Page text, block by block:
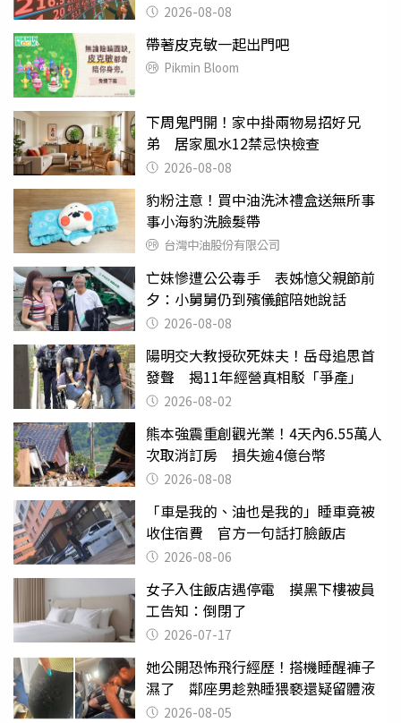
2026-08-08
帶著皮克敏一起出門吧
Pikmin Bloom
下周鬼門開！家中掛兩物易招好兄
弟 居家風水12禁忌快檢查
2026-08-08
豹粉注意！買中油洗沐禮盒送無所事
事小海豹洗臉髮帶
台灣中油股份有限公司
亡妹慘遭公公毒手 表姊憶父親節前
夕：小舅舅仍到殯儀館陪她說話
2026-08-08
陽明交大教授砍死妹夫！岳母追思首
發聲 揭11年經營真相駁「爭產」
2026-08-02
熊本強震重創觀光業！4天內6.55萬人
次取消訂房 損失逾4億台幣
2026-08-08
「車是我的、油也是我的」睡車竟被
收住宿費 官方一句話打臉飯店
2026-08-06
女子入住飯店遇停電 摸黑下樓被員
工告知：倒閉了
2026-07-17
她公開恐怖飛行經歷！搭機睡醒褲子
濕了 鄰座男趁熟睡猥褻還疑留體液
2026-08-05